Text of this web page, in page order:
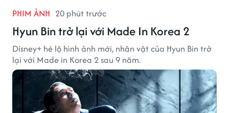
PHIM ẢNH 20 phút trước
Hyun Bin trở lại với Made In Korea 2
Disney+ hé lộ hình ảnh mới, nhân vật của Hyun Bin trở
lại với Made in Korea 2 sau 9 năm.